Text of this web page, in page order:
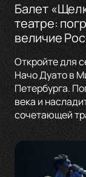
Балет
театре:
величие
Откройте для
Начо Дуато в
Петербурга.
века и
сочетающей